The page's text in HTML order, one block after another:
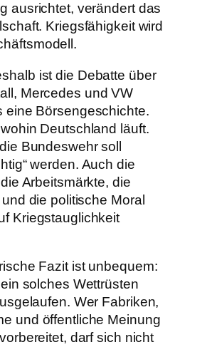
ausrichtet, verändert das
Kriegsfähigkeit wird
ist die Debatte über
Mercedes und VW
eine Börsengeschichte.
Deutschland läuft.
Bundeswehr soll
werden. Auch die
Arbeitsmärkte, die
die politische Moral
Kriegstauglichkeit
Fazit ist unbequem:
solches Wettrüsten
Wer Fabriken,
und öffentliche Meinung
darf sich nicht